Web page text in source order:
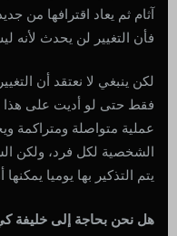
آثام ثم يعاد اقترافها من
فأن التغيير لن يحدث لأنه
لكن ينبغي لا نعتقد أن
فقط حتى لو أديت على هذا
عملية متواصلة ومتراكمة
الشخصية لكل فرد، ولكن
يتم التذكير بها يوميا
هل نحن بحاجة إلى خليفة كي